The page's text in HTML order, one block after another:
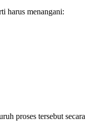
harus menangani:
proses tersebut secara